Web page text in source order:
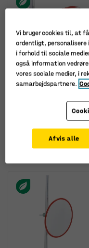
Trafikspejl, 180°,
650x650x360 mm
Art. nr.:21152
2.835,-
Vi bruger cookies til, at
ordentligt, personalisere
i forhold til sociale
også information
vores sociale medier, i
samarbejdspartnere.
Afvis alle